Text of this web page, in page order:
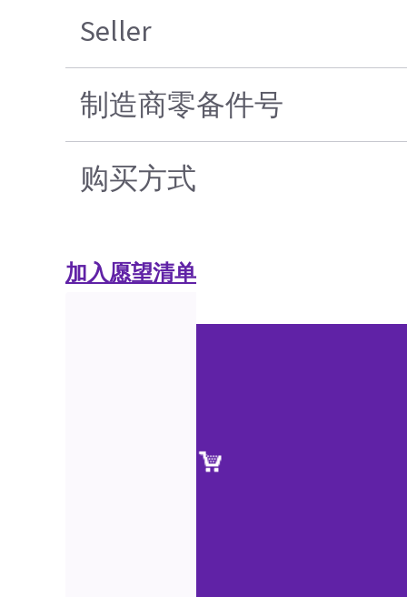
Seller
制造商零备件号
购买方式
加入愿望清单